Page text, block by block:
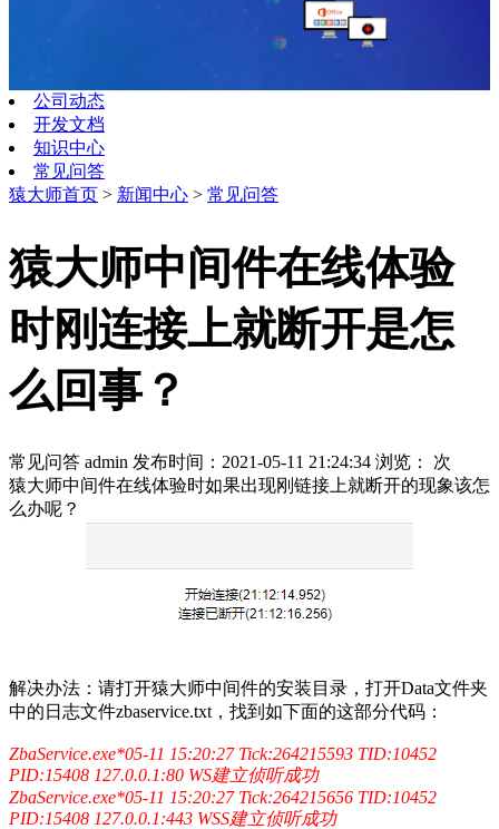
公司动态
开发文档
知识中心
常见问答
猿大师首页 > 新闻中心 > 常见问答
猿大师中间件在线体验
时刚连接上就断开是怎
么回事？
常见问答 admin 发布时间：2021-05-11 21:24:34 浏览：
次
猿大师中间件在线体验时如果出现刚链接上就断开的现象该怎
么办呢？
解决办法：请打开猿大师中间件的安装目录，打开Data文件夹
中的日志文件zbaservice.txt，找到如下面的这部分代码：
ZbaService.exe*05-11 15:20:27 Tick:264215593 TID:10452
PID:15408 127.0.0.1:80 WS建立侦听成功
ZbaService.exe*05-11 15:20:27 Tick:264215656 TID:10452
PID:15408 127.0.0.1:443 WSS建立侦听成功